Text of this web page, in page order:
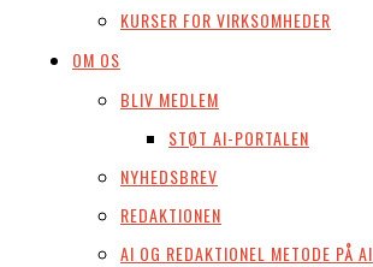
KURSER FOR VIRKSOMHEDER
OM OS
BLIV MEDLEM
STØT AI-PORTALEN
NYHEDSBREV
REDAKTIONEN
AI OG REDAKTIONEL METODE PÅ AI